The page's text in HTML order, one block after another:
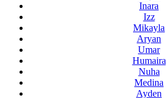
Inara
Izz
Mikayla
Aryan
Umar
Humaira
Nuha
Medina
Ayden